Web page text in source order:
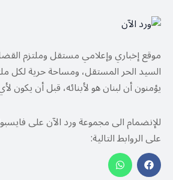
موقع إخباري وإعلامي مستقل وملتزم
السيد الحر المستقل، ومساحة حرية لكل
يؤمنون أن لبنان هو لأبنائه، قبل أن
للإنضمام الى مجموعة ورد الآن على
على الروابط التالية: